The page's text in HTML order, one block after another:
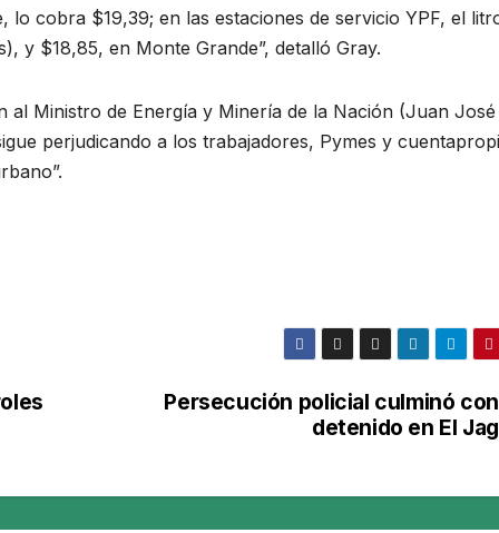
lo cobra $19,39; en las estaciones de servicio YPF, el
y $18,85, en Monte Grande”, detalló Gray.
Ministro de Energía y Minería de la Nación (Juan José
perjudicando a los trabajadores, Pymes y
Persecución policial culminó
detenido en El